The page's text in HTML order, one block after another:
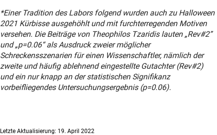
*Einer Tradition des Labors folgend wurden auch zu Halloween
2021 Kürbisse ausgehöhlt und mit furchterregenden Motiven
versehen. Die Beiträge von Theophilos Tzaridis lauten „Rev#2”
und „p=0.06“ als Ausdruck zweier möglicher
Schreckensszenarien für einen Wissenschaftler, nämlich der
zweite und häufig ablehnend eingestellte Gutachter (Rev#2)
und ein nur knapp an der statistischen Signifikanz
vorbeifliegendes Untersuchungsergebnis (p=0.06).
Letzte Aktualisierung: 19. April 2022